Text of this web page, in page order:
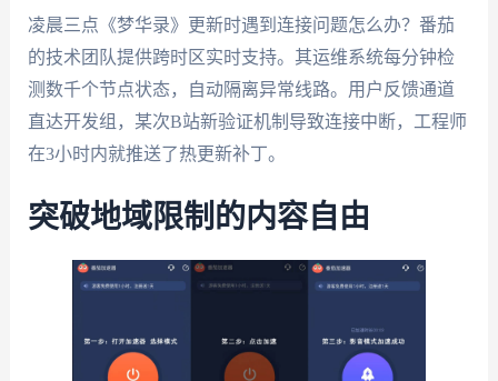
凌晨三点《梦华录》更新时遇到连接问题怎么办？番茄
的技术团队提供跨时区实时支持。其运维系统每分钟检
测数千个节点状态，自动隔离异常线路。用户反馈通道
直达开发组，某次B站新验证机制导致连接中断，工程师
在3小时内就推送了热更新补丁。
突破地域限制的内容自由